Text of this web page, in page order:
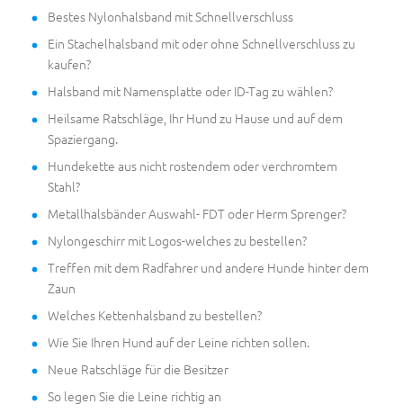
Bestes Nylonhalsband mit Schnellverschluss
Ein Stachelhalsband mit oder ohne Schnellverschluss zu
kaufen?
Halsband mit Namensplatte oder ID-Tag zu wählen?
Heilsame Ratschläge, Ihr Hund zu Hause und auf dem
Spaziergang.
Hundekette aus nicht rostendem oder verchromtem
Stahl?
Metallhalsbänder Auswahl- FDT oder Herm Sprenger?
Nylongeschirr mit Logos-welches zu bestellen?
Treffen mit dem Radfahrer und andere Hunde hinter dem
Zaun
Welches Kettenhalsband zu bestellen?
Wie Sie Ihren Hund auf der Leine richten sollen.
Neue Ratschläge für die Besitzer
So legen Sie die Leine richtig an